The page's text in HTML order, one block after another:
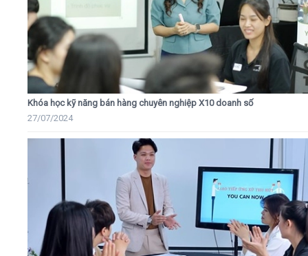
Khóa học kỹ năng bán hàng chuyên nghiệp X10 doanh số
27/07/2024